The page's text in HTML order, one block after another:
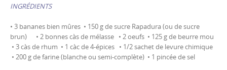
INGRÉDIENTS
• 3 bananes bien mûres • 150 g de sucre Rapadura (ou de sucre
brun) • 2 bonnes càs de mélasse • 2 oeufs • 125 g de beurre mou
• 3 càs de rhum • 1 càc de 4-épices • 1/2 sachet de levure chimique
• 200 g de farine (blanche ou semi-complète) • 1 pincée de sel